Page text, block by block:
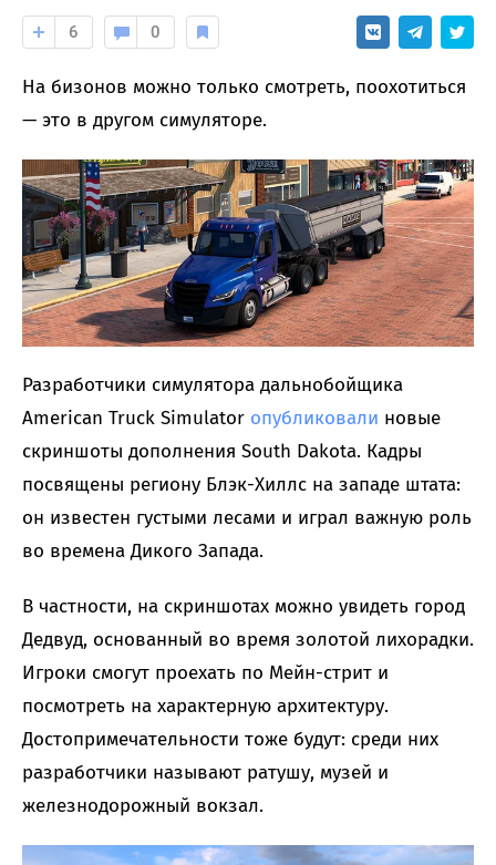
6 0
На бизонов можно только смотреть, поохотиться
— это в другом симуляторе.
Разработчики симулятора дальнобойщика
American Truck Simulator опубликовали новые
скриншоты дополнения South Dakota. Кадры
посвящены региону Блэк-Хиллс на западе штата:
он известен густыми лесами и играл важную роль
во времена Дикого Запада.
В частности, на скриншотах можно увидеть город
Дедвуд, основанный во время золотой лихорадки.
Игроки смогут проехать по Мейн-стрит и
посмотреть на характерную архитектуру.
Достопримечательности тоже будут: среди них
разработчики называют ратушу, музей и
железнодорожный вокзал.